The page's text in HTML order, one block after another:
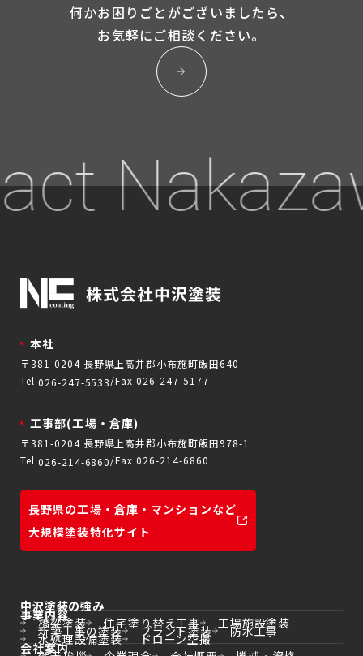
何かお困りごとがございましたら、
お気軽にご相談ください。
本社
〒381-0204 長野県上高井郡小布施町飯田640
Tel 026-247-5533 Fax 026-247-5177
工事部(工場・倉庫)
〒381-0204 長野県上高井郡小布施町飯田978-1
Tel 026-214-6860 Fax 026-214-6860
中沢塗装の強み
事業内容
橋梁塗装 住宅塗り替え工事 工場施設塗装
新築工事の塗装 プラント塗装 防水工事
水処理設備塗装 ドローン空撮
会社案内
長野県の工場・倉庫・マンションなど
大規模塗装特化サイト